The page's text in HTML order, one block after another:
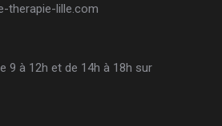
therapie-lille.com
9 à 12h et de 14h à 18h sur